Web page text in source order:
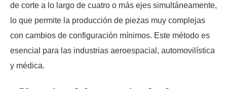
de corte a lo largo de cuatro o más ejes simultáneamente,
lo que permite la producción de piezas muy complejas
con cambios de configuración mínimos. Este método es
esencial para las industrias aeroespacial, automovilística
y médica.